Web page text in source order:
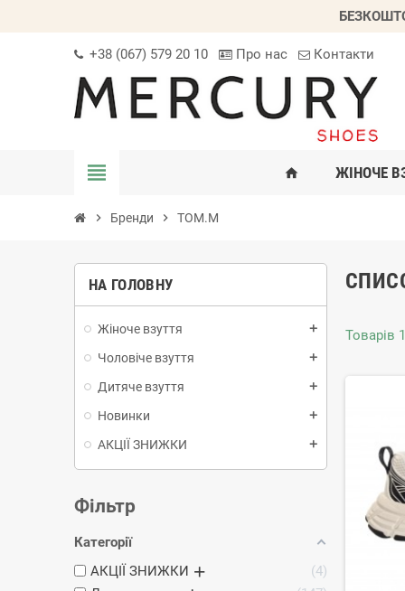
+38 (067) 579 20 10 Про нас Контакти
view_headline home ЖІНОЧЕ
chevron_right Бренди chevron_right TOM.M
НА ГОЛОВНУ
Жіноче взуття add
Чоловіче взуття add
Дитяче взуття add
Новинки add
АКЦІЇ ЗНИЖКИ add
Фільтр
Категорії
АКЦІЇ ЗНИЖКИ
4
Товарів